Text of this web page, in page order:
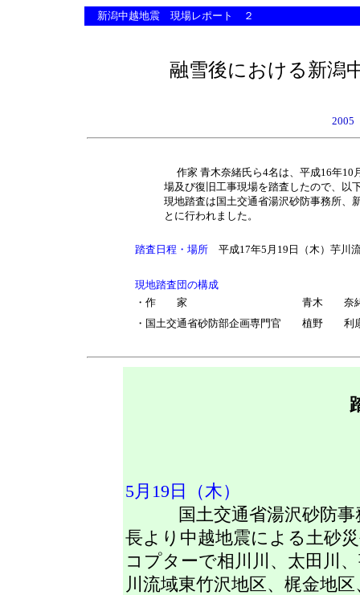
新潟中越地震 現場レポート ２
融雪後における新潟
2005
作家 青木奈緒氏ら4名は、平成16年
場及び復旧工事現場を踏査したので、以
現地踏査は国土交通省湯沢砂防事務所、
とに行われました。
踏査日程・場所平成17年5月19日（木）芋川
現地踏査団の構成
・作 家
青木 奈
・国土交通省砂防部企画専門官
植野 利
5月19日（木）
国土交通省湯沢砂防事
長より中越地震による土砂
コプターで相川川、太田川
川流域東竹沢地区、梶金地